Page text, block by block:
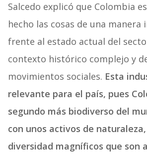
Salcedo explicó que Colombia
hecho las cosas de una manera
frente al estado actual del
contexto histórico complejo y
movimientos sociales. Esta
relevante para el país, pues
segundo más biodiverso del
con unos activos de
diversidad magníficos que son